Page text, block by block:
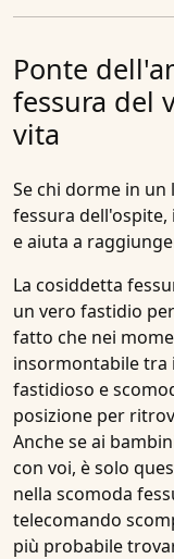
Ponte
fessura del
vita
Se chi dorme in
fessura dell'ospite,
e aiuta a
La cosiddetta
un vero fastidio
fatto che nei
insormontabile tra
fastidioso e
posizione per
Anche se ai
con voi, è solo
nella scomoda
telecomando
più probabile